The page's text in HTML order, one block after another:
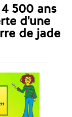
500 ans
d'une
de jade